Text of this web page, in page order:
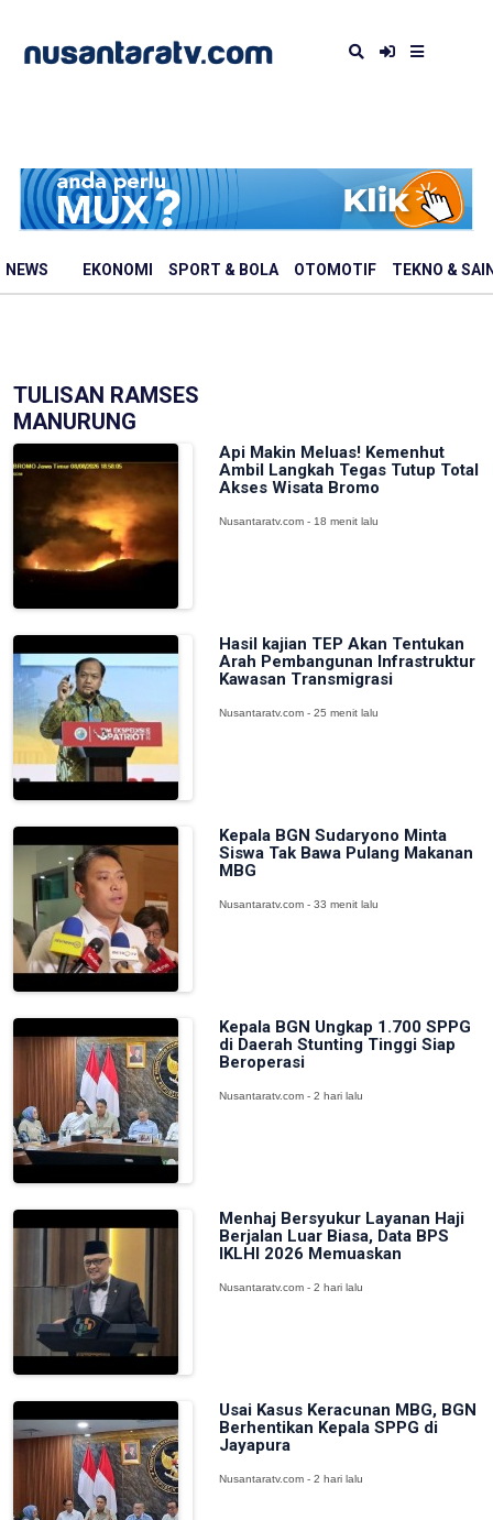
NEWS EKONOMI SPORT & BOLA OTOMOTIF TEKNO &
TULISAN RAMSES
MANURUNG
Api Makin Meluas! Kemenhut
Ambil Langkah Tegas Tutup Total
Akses Wisata Bromo
Nusantaratv.com - 18 menit lalu
Hasil kajian TEP Akan Tentukan
Arah Pembangunan Infrastruktur
Kawasan Transmigrasi
Nusantaratv.com - 25 menit lalu
Kepala BGN Sudaryono Minta
Siswa Tak Bawa Pulang Makanan
MBG
Nusantaratv.com - 33 menit lalu
Kepala BGN Ungkap 1.700 SPPG
di Daerah Stunting Tinggi Siap
Beroperasi
Nusantaratv.com - 2 hari lalu
Menhaj Bersyukur Layanan Haji
Berjalan Luar Biasa, Data BPS
IKLHI 2026 Memuaskan
Nusantaratv.com - 2 hari lalu
Usai Kasus Keracunan MBG, BGN
Berhentikan Kepala SPPG di
Jayapura
Nusantaratv.com - 2 hari lalu